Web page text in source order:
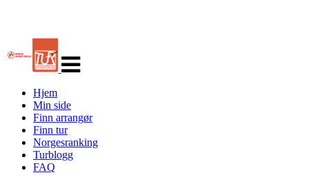
navigasjon
Hjem
Min side
Finn arrangør
Finn tur
Norgesranking
Turblogg
FAQ